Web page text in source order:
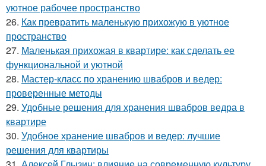
уютное рабочее пространство
26. Как превратить маленькую прихожую в уютное
пространство
27. Маленькая прихожая в квартире: как сделать ее
функциональной и уютной
28. Мастер-класс по хранению швабров и ведер:
проверенные методы
29. Удобные решения для хранения швабров ведра в
квартире
30. Удобное хранение швабров и ведер: лучшие
решения для квартиры